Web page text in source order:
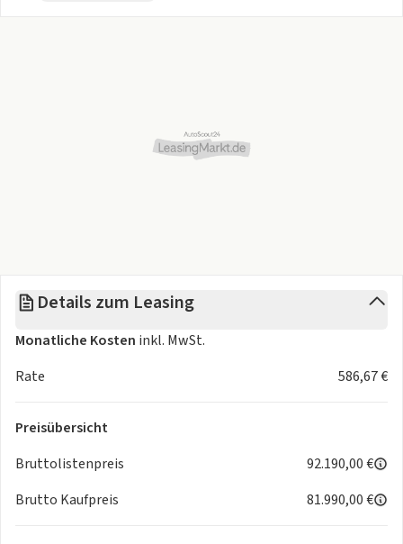
Details zum Leasing
Monatliche Kosten inkl. MwSt.
Rate
586,67 €
Preisübersicht
Bruttolistenpreis
92.190,00 €
Brutto Kaufpreis
81.990,00 €